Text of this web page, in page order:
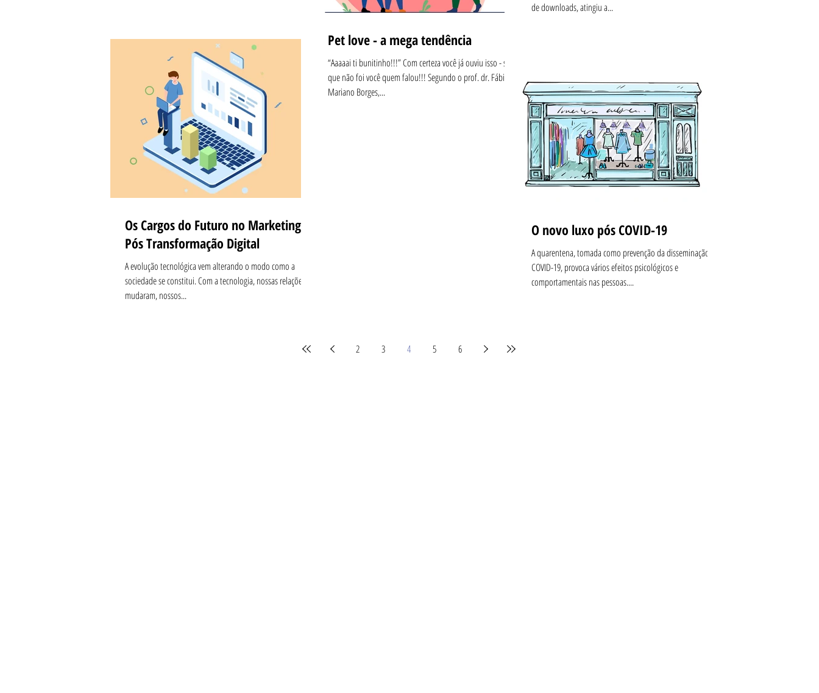
de downloads, atingiu a...
Os Cargos do Futuro no Marketing
Pós Transformação Digital
A evolução tecnológica vem alterando o modo como a
sociedade se constitui. Com a tecnologia, nossas relações
mudaram, nossos...
Pet love - a mega tendência
“Aaaaai ti bunitinho!!!” Com certeza você já ouviu isso - se é
que não foi você quem falou!!! Segundo o prof. dr. Fábio
Mariano Borges,...
O novo luxo pós COVID-19
A quarentena, tomada como prevenção da disseminação do
COVID-19, provoca vários efeitos psicológicos e
comportamentais nas pessoas....
2 3 4 5 6